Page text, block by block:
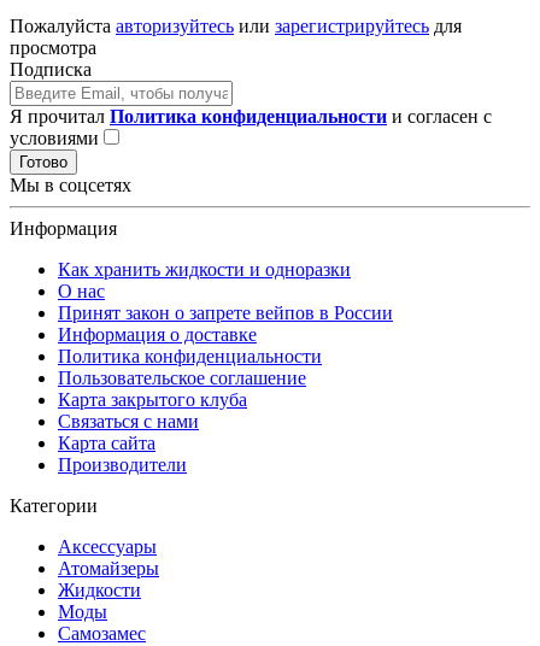
Пожалуйста авторизуйтесь или зарегистрируйтесь для
просмотра
Подписка
Я прочитал Политика конфиденциальности и согласен с
условиями
Готово
Мы в соцсетях
Информация
Как хранить жидкости и одноразки
О нас
Принят закон о запрете вейпов в России
Информация о доставке
Политика конфиденциальности
Пользовательское соглашение
Карта закрытого клуба
Связаться с нами
Карта сайта
Производители
Категории
Аксессуары
Атомайзеры
Жидкости
Моды
Самозамес